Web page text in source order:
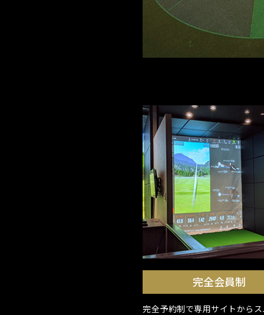
完全会員制
完全予約制で専用サイトから